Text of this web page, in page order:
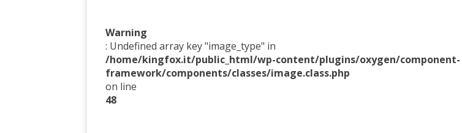
Warning
: Undefined array key "image_type" in
/home/kingfox.it/public_html/wp-content/plugins/oxygen/component-
framework/components/classes/image.class.php
on line
48